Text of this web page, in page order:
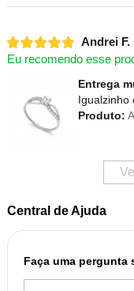
Andrei F.
Eu recomendo esse
Entrega
Igualzinho
Produto:
Central de Ajuda
Faça uma pergunta